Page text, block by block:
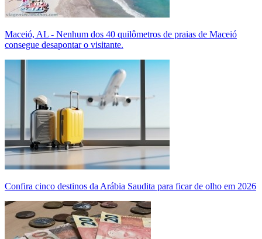
Maceió, AL - Nenhum dos 40 quilômetros de praias de Maceió
consegue desapontar o visitante.
Confira cinco destinos da Arábia Saudita para ficar de olho em 2026